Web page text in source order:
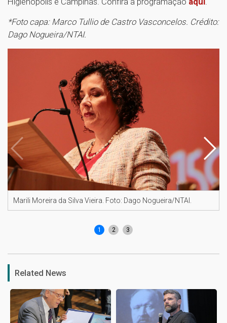
*Foto capa: Marco Tullio de Castro Vasconcelos. Crédito:
Dago Nogueira/NTAI.
Marili Moreira da Silva Vieira. Foto: Dago Nogueira/NTAI.
1 2 3
Related News